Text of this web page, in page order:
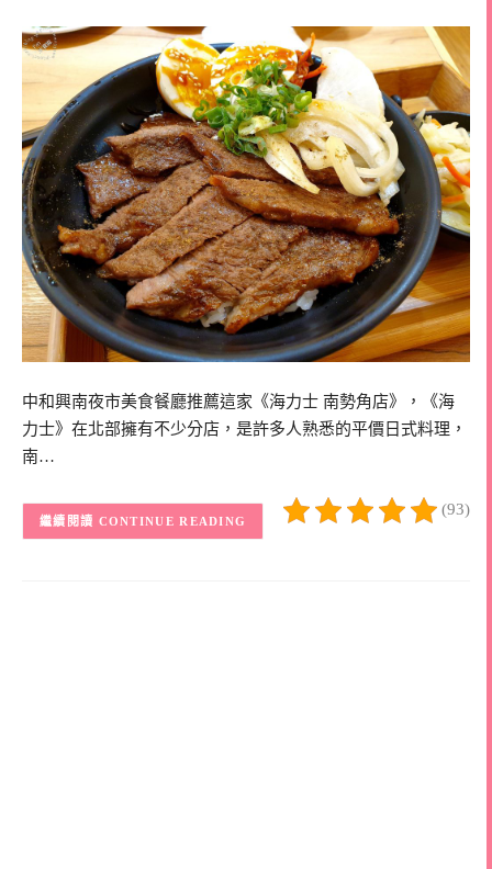
中和興南夜市美食餐廳推薦這家《海力士 南勢角店》，《海
力士》在北部擁有不少分店，是許多人熟悉的平價日式料理，
南…
(93)
CONTINUE READING